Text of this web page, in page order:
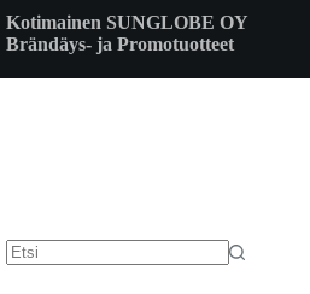
to
content
Kotimainen SUNGLOBE OY
Brändäys- ja Promotuotteet